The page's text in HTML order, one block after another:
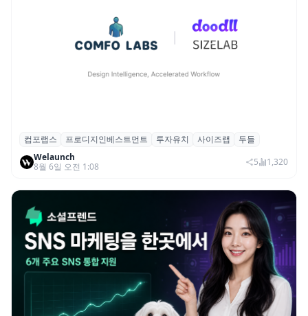
컴포랩스, 프로디지인베스트먼트로부터 시
드 투자 유치
컴포랩스 프로디지인베스트먼트 투자유치 사이즈랩
두들
Welaunch
8월 6일 오전 1:08
5 1,320